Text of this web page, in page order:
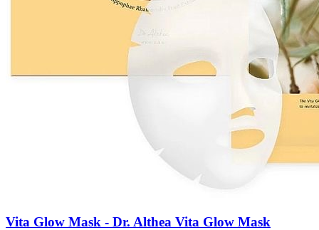
Vita Glow Mask - Dr. Althea Vita Glow Mask